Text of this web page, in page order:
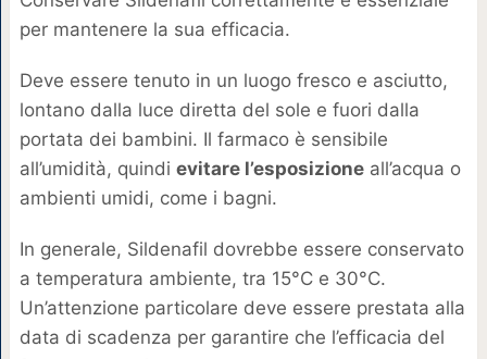
per mantenere la sua efficacia.
Deve essere tenuto in un luogo fresco e asciutto,
lontano dalla luce diretta del sole e fuori dalla
portata dei bambini. Il farmaco è sensibile
all’umidità, quindi evitare l’esposizioneall’acqua o
ambienti umidi, come i bagni.
In generale, Sildenafil dovrebbe essere conservato
a temperatura ambiente, tra 15°C e 30°C.
Un’attenzione particolare deve essere prestata alla
data di scadenza per garantire che l’efficacia del